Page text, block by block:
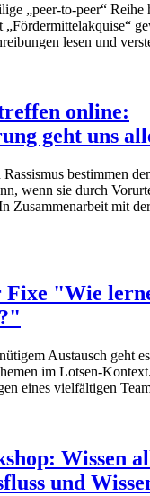
„peer-to-peer“ Reihe
„Fördermittelakquise“
lesen und
online:
geht uns
bestimmen
wenn sie durch
Zusammenarbeit mit
Fixe "Wie
Austausch geht
im Lotsen-
eines vielfältigen
Wissen
und